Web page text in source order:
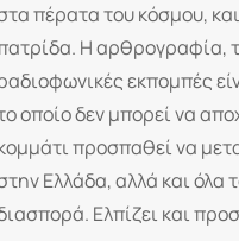
πέρατα του κόσμου,
Η αρθρογραφία,
εκπομπές
οποίο δεν μπορεί να
προσπαθεί να
Ελλάδα, αλλά και όλα
Ελπίζει και